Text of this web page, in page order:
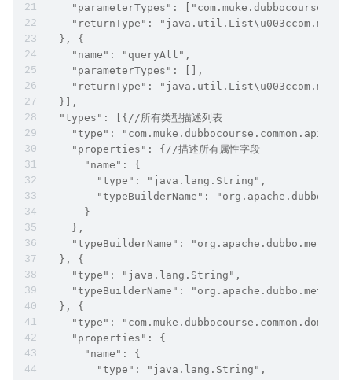
"parameterTypes":
"returnType":
  }, {
    "name": "queryAll",
    "parameterTypes": [],
"returnType":
  }],
  "types": [{//所有类型描述列表
"type":
    "properties": {//描述所有属性字段
      "name": {
        "type": "java.lang.String",
"typeBuilderName":
      }
    },
"typeBuilderName":
  }, {
    "type": "java.lang.String",
"typeBuilderName":
  }, {
"type":
    "properties": {
      "name": {
        "type": "java.lang.String",